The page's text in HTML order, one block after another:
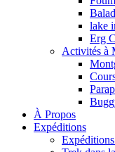
lake
Erg
Activités à
À Propos
Expéditions